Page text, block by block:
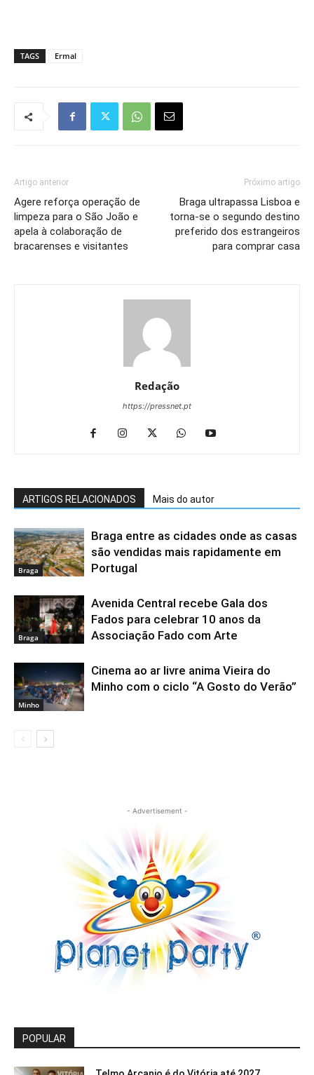
TAGS Ermal
Artigo anterior
Agere reforça operação de
limpeza para o São João e
apela à colaboração de
bracarenses e visitantes
Próximo artigo
Braga ultrapassa Lisboa e
torna-se o segundo destino
preferido dos estrangeiros
para comprar casa
Redação
https://pressnet.pt
ARTIGOS RELACIONADOS Mais do autor
Braga
Braga entre as cidades onde as casas
são vendidas mais rapidamente em
Portugal
Braga
Avenida Central recebe Gala dos
Fados para celebrar 10 anos da
Associação Fado com Arte
Minho
Cinema ao ar livre anima Vieira do
Minho com o ciclo “A Gosto do Verão”
- Advertisement -
POPULAR